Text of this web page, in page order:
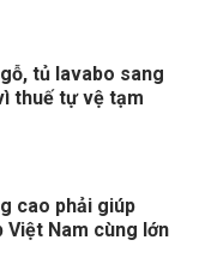
tủ lavabo sang
thuế tự vệ tạm
cao phải giúp
Việt Nam cùng lớn